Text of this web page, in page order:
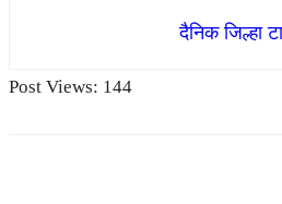
दैनिक जिल्हा
Post Views: 144